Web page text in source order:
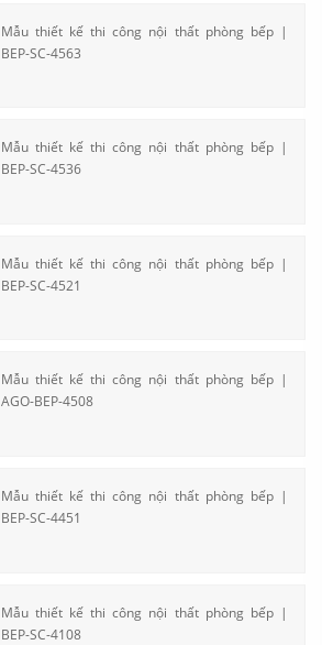
Mẫu thiết kế thi công nội thất phòng bếp |
BEP-SC-4563
Mẫu thiết kế thi công nội thất phòng bếp |
BEP-SC-4536
Mẫu thiết kế thi công nội thất phòng bếp |
BEP-SC-4521
Mẫu thiết kế thi công nội thất phòng bếp |
AGO-BEP-4508
Mẫu thiết kế thi công nội thất phòng bếp |
BEP-SC-4451
Mẫu thiết kế thi công nội thất phòng bếp |
BEP-SC-4108